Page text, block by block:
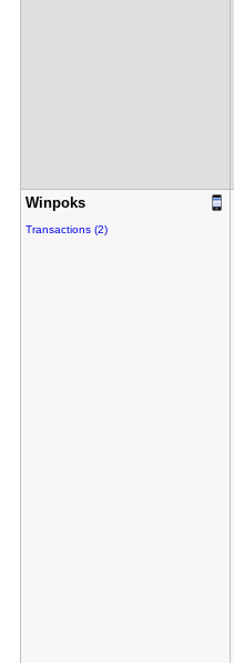
Winpoks
Transactions (2)